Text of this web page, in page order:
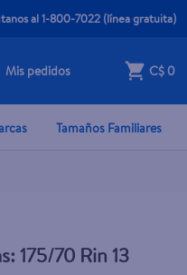
al 1-800-7022(línea gratuita)
Mis pedidos C$ 0
Tamaños Familiares
175/70 Rin 13
+ Agregar